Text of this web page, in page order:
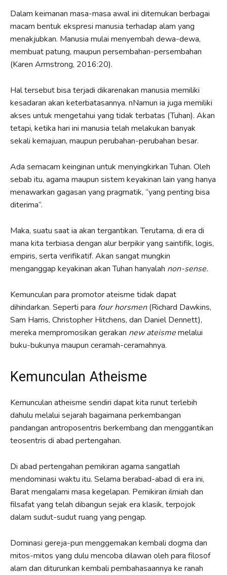
Dalam keimanan masa-masa awal ini ditemukan berbagai
macam bentuk ekspresi manusia terhadap alam yang
menakjubkan. Manusia mulai menyembah dewa-dewa,
membuat patung, maupun persembahan-persembahan
(Karen Armstrong, 2016:20).
Hal tersebut bisa terjadi dikarenakan manusia memiliki
kesadaran akan keterbatasannya. nNamun ia juga memiliki
akses untuk mengetahui yang tidak terbatas (Tuhan). Akan
tetapi, ketika hari ini manusia telah melakukan banyak
sekali kemajuan, maupun perubahan-perubahan besar.
Ada semacam keinginan untuk menyingkirkan Tuhan. Oleh
sebab itu, agama maupun sistem keyakinan lain yang hanya
menawarkan gagasan yang pragmatik, “yang penting bisa
diterima”.
Maka, suatu saat ia akan tergantikan. Terutama, di era di
mana kita terbiasa dengan alur berpikir yang saintifik, logis,
empiris, serta verifikatif. Akan sangat mungkin
menganggap keyakinan akan Tuhan hanyalah non-sense.
Kemunculan para promotor ateisme tidak dapat
dihindarkan. Seperti para four horsmen(Richard Dawkins,
Sam Harris, Christopher Hitchens, dan Daniel Dennett),
mereka mempromosikan gerakan new ateismemelalui
buku-bukunya maupun ceramah-ceramahnya.
Kemunculan Atheisme
Kemunculan atheisme sendiri dapat kita runut terlebih
dahulu melalui sejarah bagaimana perkembangan
pandangan antroposentris berkembang dan menggantikan
teosentris di abad pertengahan.
Di abad pertengahan pemikiran agama sangatlah
mendominasi waktu itu. Selama berabad-abad di era ini,
Barat mengalami masa kegelapan. Pemikiran ilmiah dan
filsafat yang telah dibangun sejak era klasik, terpojok
dalam sudut-sudut ruang yang pengap.
Dominasi gereja-pun menggemakan kembali dogma dan
mitos-mitos yang dulu mencoba dilawan oleh para filosof
alam dan diturunkan kembali pembahasaannya ke ranah